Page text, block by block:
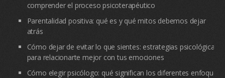
comprender el proceso psicoterapéutico
Parentalidad positiva: qué es y qué mitos debemos dejar
atrás
Cómo dejar de evitar lo que sientes: estrategias psicológicas
para relacionarte mejor con tus emociones
Cómo elegir psicólogo: qué significan los diferentes enfoques